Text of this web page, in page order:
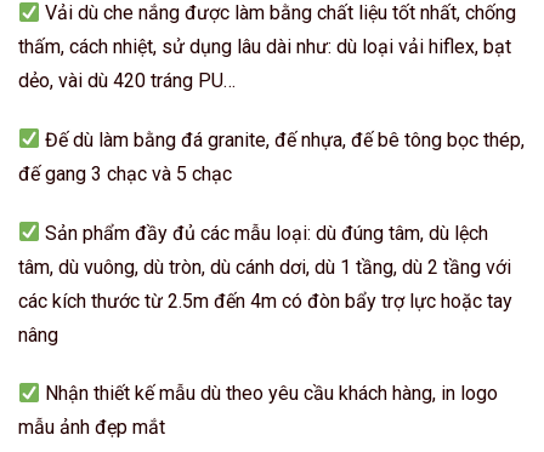
Vải dù che nắng được làm bằng chất liệu tốt nhất, chống
thấm, cách nhiệt, sử dụng lâu dài như: dù loại vải hiflex, bạt
dẻo, vài dù 420 tráng PU…
Đế dù làm bằng đá granite, đế nhựa, đế bê tông bọc thép,
đế gang 3 chạc và 5 chạc
Sản phẩm đầy đủ các mẫu loại: dù đúng tâm, dù lệch
tâm, dù vuông, dù tròn, dù cánh dơi, dù 1 tầng, dù 2 tầng với
các kích thước từ 2.5m đến 4m có đòn bẩy trợ lực hoặc tay
nâng
Nhận thiết kế mẫu dù theo yêu cầu khách hàng, in logo
mẫu ảnh đẹp mắt